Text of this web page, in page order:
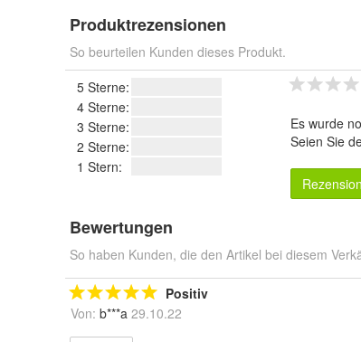
Produktrezensionen
So beurteilen Kunden dieses Produkt.
5 Sterne:
4 Sterne:
3 Sterne:
2 Sterne:
1 Stern:
Es wurde
Seien Sie
Bewertungen
So haben Kunden, die den Artikel bei diesem
Positiv
Von: b***a 29.10.22